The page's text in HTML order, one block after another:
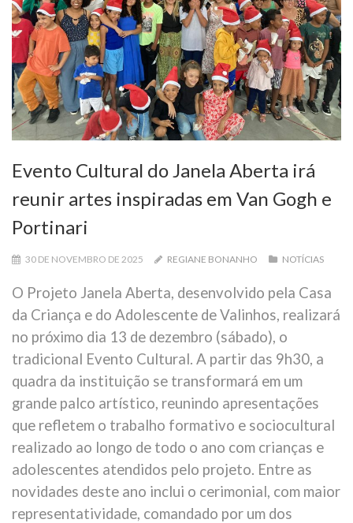
Evento Cultural do Janela Aberta irá
reunir artes inspiradas em Van Gogh e
Portinari
30 DE NOVEMBRO DE 2025 REGIANE BONANHO NOTÍCIAS
O Projeto Janela Aberta, desenvolvido pela Casa
da Criança e do Adolescente de Valinhos, realizará
no próximo dia 13 de dezembro (sábado), o
tradicional Evento Cultural. A partir das 9h30, a
quadra da instituição se transformará em um
grande palco artístico, reunindo apresentações
que refletem o trabalho formativo e sociocultural
realizado ao longo de todo o ano com crianças e
adolescentes atendidos pelo projeto. Entre as
novidades deste ano inclui o cerimonial, com maior
representatividade, comandado por um dos